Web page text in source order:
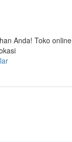
Anda! Toko